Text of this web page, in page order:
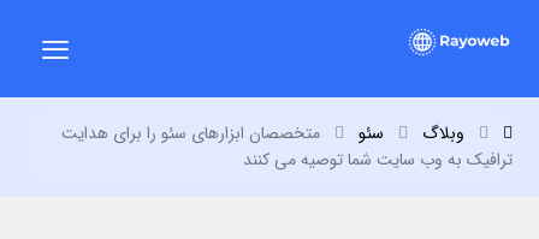
وبلاگ سئو
متخصصان ابزارهای سئو را برای هدایت
ترافیک به وب سایت شما توصیه می کنند